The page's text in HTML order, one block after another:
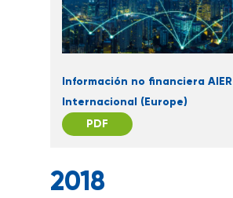
Información no financiera AIER
Internacional (Europe)
PDF
2018